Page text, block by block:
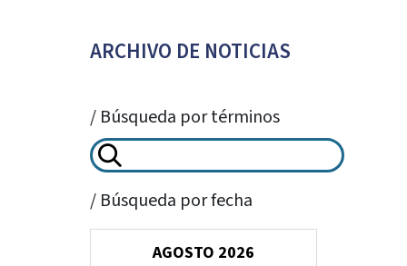
ARCHIVO DE NOTICIAS
/ Búsqueda por términos
/ Búsqueda por fecha
AGOSTO 2026